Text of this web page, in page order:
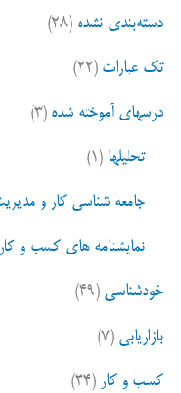
کنار
غلط
فاسد،آسیب
زندگی
شخصی
خود
ب
ا
دسته‌بندی نشده (۲۸)
تک عبارات (۲۲)
درسهای آموخته شده (۳)
تحلیلها (۱)
جامعه شناسی کار و
نمایشنامه های کسب و کار
خودشناسی (۴۹)
بازاریابی (۷)
کسب و کار (۳۴)